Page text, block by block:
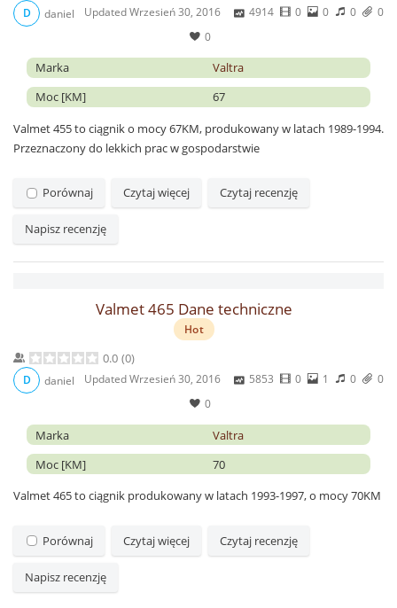
D daniel UpdatedWrzesień 30, 2016 4914 0 0 0
0
0
Marka
Valtra
Moc [KM]
67
Valmet 455 to ciągnik o mocy 67KM, produkowany w latach 1989-1994.
Przeznaczony do lekkich prac w gospodarstwie
Porównaj Czytaj więcej Czytaj recenzję
Napisz recenzję
Valmet 465 Dane techniczne
Hot
0.0 (0)
D daniel UpdatedWrzesień 30, 2016 5853 0 1 0
0
0
Marka
Valtra
Moc [KM]
70
Valmet 465 to ciągnik produkowany w latach 1993-1997, o mocy 70KM
Porównaj Czytaj więcej Czytaj recenzję
Napisz recenzję